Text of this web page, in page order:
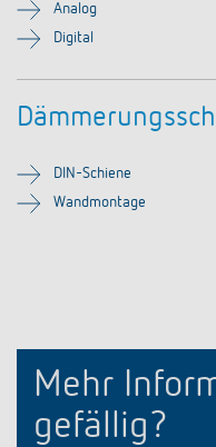
Analog
Digital
DIN-Schiene
Wandmontage
Mehr
gefällig?